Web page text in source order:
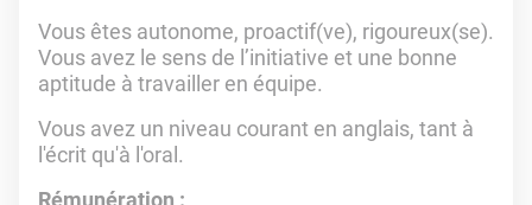
Vous êtes autonome, proactif(ve), rigoureux(se).
Vous avez le sens de l’initiative et une bonne
aptitude à travailler en équipe.
Vous avez un niveau courant en anglais, tant à
l'écrit qu'à l'oral.
Rémunération :